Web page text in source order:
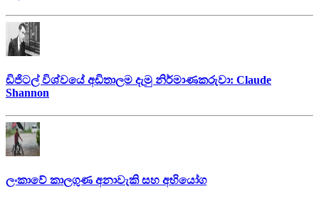
ඩිජිටල් විශ්වයේ අඩිතාලම දැමු නිර්මාණකරුවා: Claude
Shannon
ලංකාවේ කාලගුණ අනාවැකි සහ අභියෝග